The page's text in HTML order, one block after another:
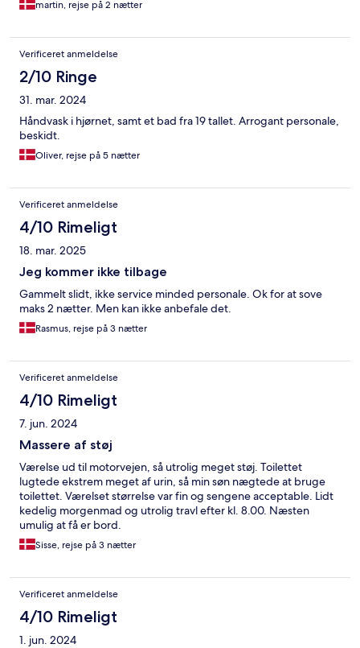
martin, rejse på 2 nætter
Verificeret anmeldelse
2/10 Ringe
31. mar. 2024
Håndvask i hjørnet, samt et bad fra 19 tallet. Arrogant personale,
beskidt.
Oliver, rejse på 5 nætter
Verificeret anmeldelse
4/10 Rimeligt
18. mar. 2025
Jeg kommer ikke tilbage
Gammelt slidt, ikke service minded personale. Ok for at sove
maks 2 nætter. Men kan ikke anbefale det.
Rasmus, rejse på 3 nætter
Verificeret anmeldelse
4/10 Rimeligt
7. jun. 2024
Massere af støj
Værelse ud til motorvejen, så utrolig meget støj. Toilettet
lugtede ekstrem meget af urin, så min søn nægtede at bruge
toilettet. Værelset størrelse var fin og sengene acceptable. Lidt
kedelig morgenmad og utrolig travl efter kl. 8.00. Næsten
umulig at få er bord.
Sisse, rejse på 3 nætter
Verificeret anmeldelse
4/10 Rimeligt
1. jun. 2024